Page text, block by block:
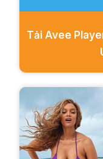
Tải Avee